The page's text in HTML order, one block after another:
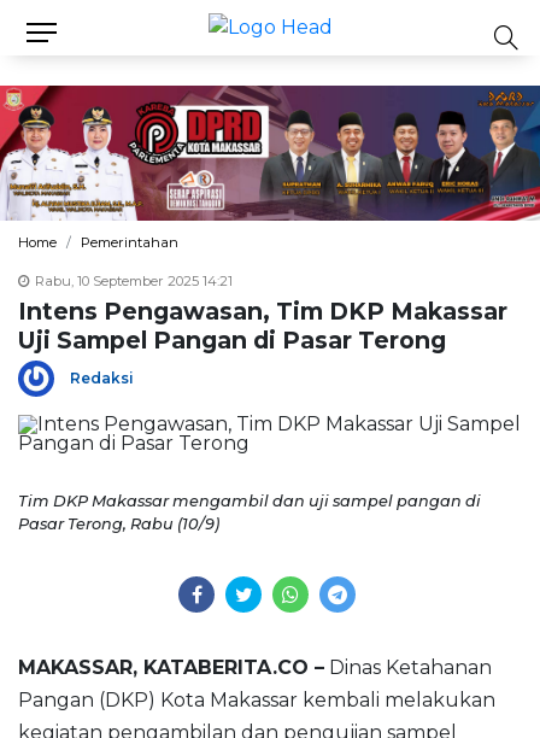
Home Pemerintahan
Rabu, 10 September 2025 14:21
Intens Pengawasan, Tim DKP Makassar
Uji Sampel Pangan di Pasar Terong
Redaksi
Tim DKP Makassar mengambil dan uji sampel pangan di
Pasar Terong, Rabu (10/9)
MAKASSAR, KATABERITA.CO – Dinas Ketahanan
Pangan (DKP) Kota Makassar kembali melakukan
kegiatan pengambilan dan pengujian sampel